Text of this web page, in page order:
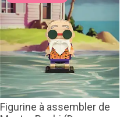
Figurine à assembler de